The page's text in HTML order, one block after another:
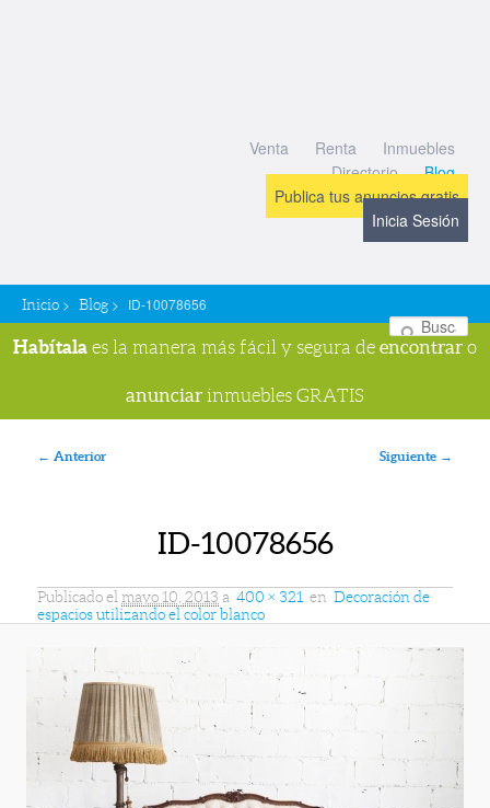
Venta Renta
Inmuebles
Directorio
Blog
Publica tus anuncios gratis
Inicia Sesión
Inicio > Blog > ID-10078656
Habítala es la manera más fácil y segura de encontrar o
anunciar inmuebles GRATIS
Navegador de imágenes
← Anterior Siguiente →
ID-10078656
Publicado el mayo 10, 2013 a 400 × 321 en Decoración de
espacios utilizando el color blanco